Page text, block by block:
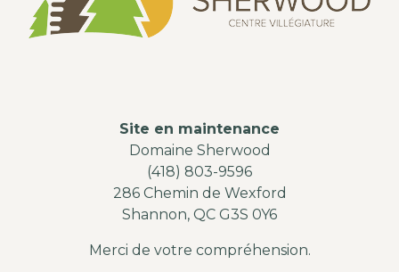
Site en maintenance
Domaine Sherwood
(418) 803-9596
286 Chemin de Wexford
Shannon, QC G3S 0Y6
Merci de votre compréhension.